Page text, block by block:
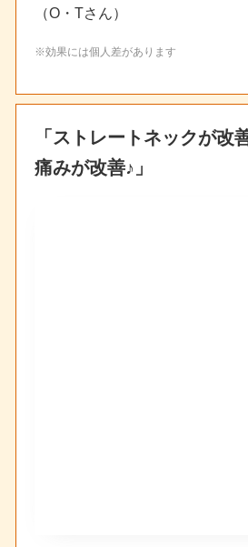
（O・Tさん）
※効果には個人差があります
「ストレートネックが改
痛みが改善♪」